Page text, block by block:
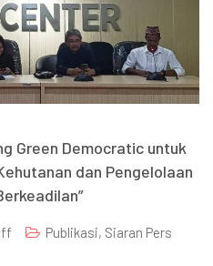
Green Democratic untuk
dan Pengelolaan
Publikasi, Siaran Pers